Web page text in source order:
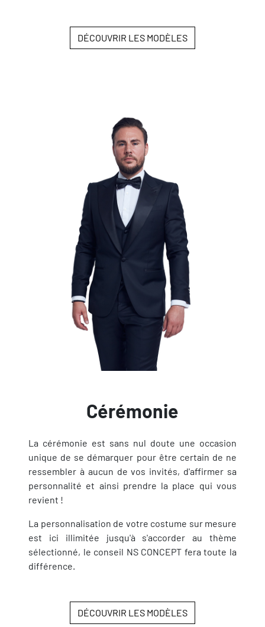
DÉCOUVRIR LES MODÈLES
Cérémonie
La cérémonie est sans nul doute une occasion
unique de se démarquer pour être certain de ne
ressembler à aucun de vos invités, d'affirmer sa
personnalité et ainsi prendre la place qui vous
revient !
La personnalisation de votre costume sur mesure
est ici illimitée jusqu'à s'accorder au thème
sélectionné, le conseil NS CONCEPT fera toute la
différence.
DÉCOUVRIR LES MODÈLES